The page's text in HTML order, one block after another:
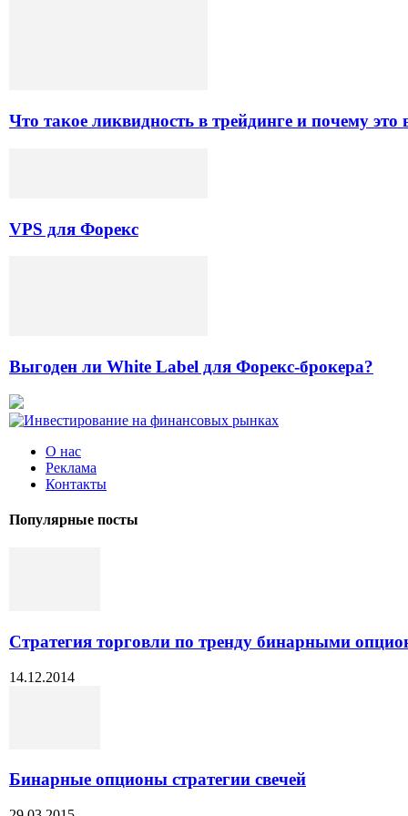
Что такое ликвидность в трейдинге и почему это
VPS для Форекс
Выгоден ли White Label для Форекс-брокера?
О нас
Реклама
Контакты
Популярные посты
Стратегия торговли по тренду бинарными
14.12.2014
Бинарные опционы стратегии свечей